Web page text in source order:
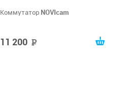
Коммутатор NOVIcam
11 200